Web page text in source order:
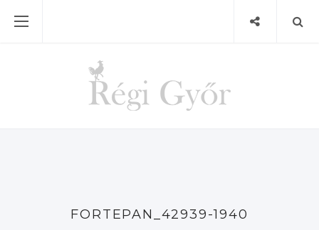
FORTEPAN_42939-1940